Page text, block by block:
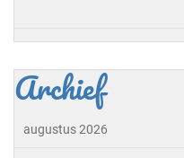
Archief
augustus 2026